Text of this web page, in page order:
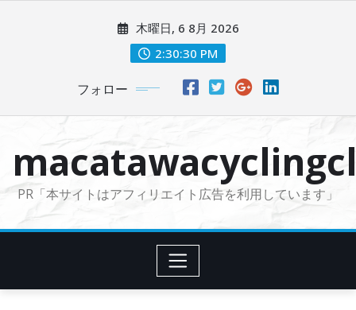
に
木曜日, 6 8月 2026
2:30:31 PM
フォロー
PR「本サイトはアフィリエイト広告を利用しています」